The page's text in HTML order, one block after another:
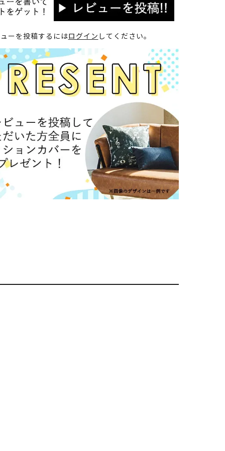
ーを投稿するにはログイン してください。